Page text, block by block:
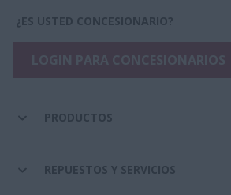
¿ES USTED CONCESIONARIO?
PRODUCTOS
REPUESTOS Y SERVICIOS